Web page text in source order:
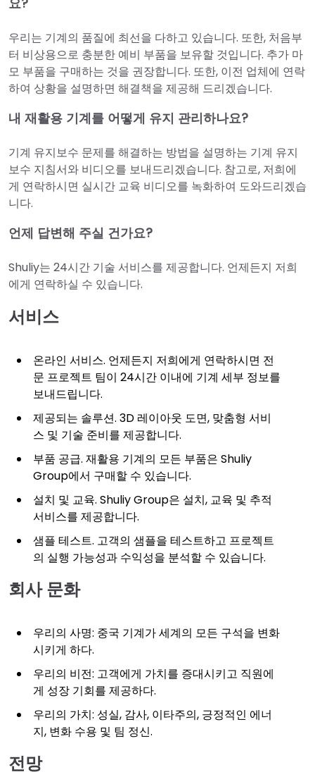
우리는 기계의 품질에 최선을 다하고 있습니다. 또한, 처음부
터 비상용으로 충분한 예비 부품을 보유할 것입니다. 추가 마
모 부품을 구매하는 것을 권장합니다. 또한, 이전 업체에 연락
하여 상황을 설명하면 해결책을 제공해 드리겠습니다.
내 재활용 기계를 어떻게 유지 관리하나요?
기계 유지보수 문제를 해결하는 방법을 설명하는 기계 유지
보수 지침서와 비디오를 보내드리겠습니다. 참고로, 저희에
게 연락하시면 실시간 교육 비디오를 녹화하여 도와드리겠습
니다.
언제 답변해 주실 건가요?
Shuliy는 24시간 기술 서비스를 제공합니다. 언제든지 저희
에게 연락하실 수 있습니다.
서비스
온라인 서비스. 언제든지 저희에게 연락하시면 전
문 프로젝트 팀이 24시간 이내에 기계 세부 정보를
보내드립니다.
제공되는 솔루션. 3D 레이아웃 도면, 맞춤형 서비
스 및 기술 준비를 제공합니다.
부품 공급. 재활용 기계의 모든 부품은 Shuliy
Group에서 구매할 수 있습니다.
설치 및 교육. Shuliy Group은 설치, 교육 및 추적
서비스를 제공합니다.
샘플 테스트. 고객의 샘플을 테스트하고 프로젝트
의 실행 가능성과 수익성을 분석할 수 있습니다.
회사 문화
우리의 사명: 중국 기계가 세계의 모든 구석을 변화
시키게 하다.
우리의 비전: 고객에게 가치를 증대시키고 직원에
게 성장 기회를 제공하다.
우리의 가치: 성실, 감사, 이타주의, 긍정적인 에너
지, 변화 수용 및 팀 정신.
전망